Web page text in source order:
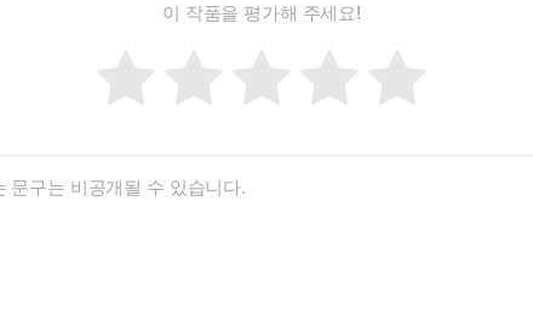
이 작품을 평가해 주세요!